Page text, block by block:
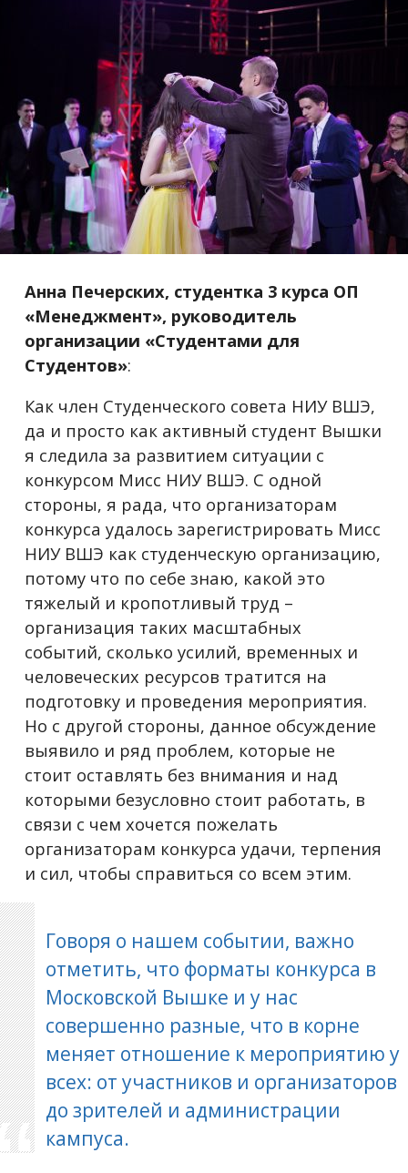
Анна Печерских, студентка 3 курса ОП
«Менеджмент», руководитель
организации «Студентами для
Студентов»:
Как член Студенческого совета НИУ ВШЭ,
да и просто как активный студент Вышки
я следила за развитием ситуации с
конкурсом Мисс НИУ ВШЭ. С одной
стороны, я рада, что организаторам
конкурса удалось зарегистрировать Мисс
НИУ ВШЭ как студенческую организацию,
потому что по себе знаю, какой это
тяжелый и кропотливый труд –
организация таких масштабных
событий, сколько усилий, временных и
человеческих ресурсов тратится на
подготовку и проведения мероприятия.
Но с другой стороны, данное обсуждение
выявило и ряд проблем, которые не
стоит оставлять без внимания и над
которыми безусловно стоит работать, в
связи с чем хочется пожелать
организаторам конкурса удачи, терпения
и сил, чтобы справиться со всем этим.
Говоря о нашем событии, важно
отметить, что форматы конкурса в
Московской Вышке и у нас
совершенно разные, что в корне
меняет отношение к мероприятию у
всех: от участников и организаторов
до зрителей и администрации
кампуса.